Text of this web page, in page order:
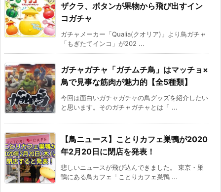
ザクラ、ボタンが果物から飛び出すイン
コガチャ
ガチャメーカー「Qualia(クオリア)」より鳥ガチャ
「もぎたてインコ」が202 ...
ガチャガチャ「ガチムチ鳥」はマッチョ×
鳥で見事な筋肉が魅力的【全5種類】
今回は面白いガチャガチャの鳥グッズを紹介したい
と思います。そのガチャガチャとは「 ...
【鳥ニュース】ことりカフェ巣鴨が2020
年2月20日に閉店を発表！
悲しいニュースが飛び込んできました。 東京・巣
鴨にある鳥カフェ「ことりカフェ巣鴨 ...